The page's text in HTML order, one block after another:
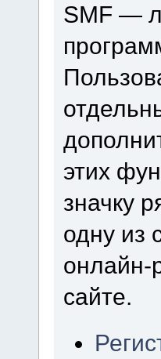
SMF —
этих
значку
одну из
онлайн-
сайте.